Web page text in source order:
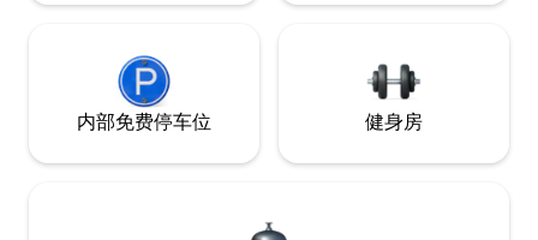
内部免费停车位 健身房